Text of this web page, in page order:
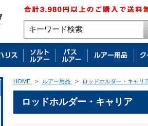
HOME > ルアー用品 > ロッドホルダー・キャリ
ロッドホルダー・キャリア